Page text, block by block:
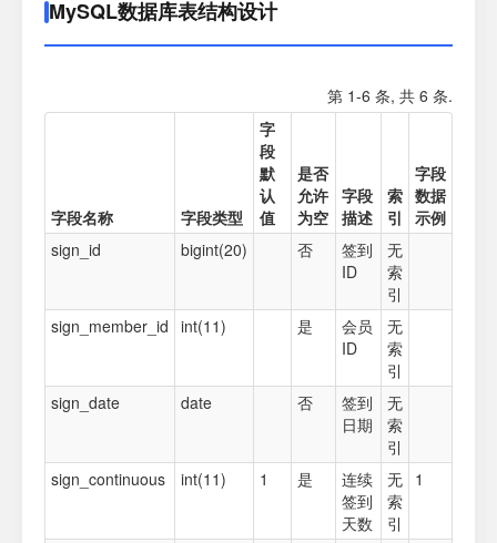
MySQL数据库表结构设计
第 1-6 条, 共 6 条.
字段名称 字段类型
字
段
默
认
值
是否
允许
为空
字段
描述
索
引
字段
数据
示例
sign_id
bigint(20) 否
签到
ID
无
索
引
sign_member_id int(11) 是
会员
ID
无
索
引
sign_date
date 否
签到
日期
无
索
引
sign_continuous
int(11) 1 是
连续
签到
天数
无
索
引
1